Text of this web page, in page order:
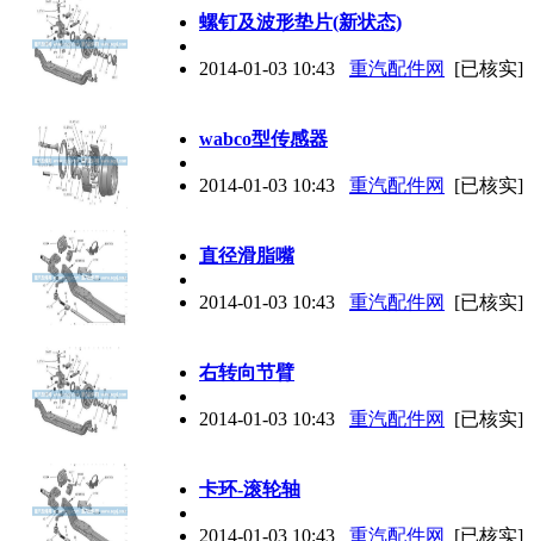
螺钉及波形垫片(新状态)
2014-01-03 10:43 重汽配件网 [已核实]
wabco型传感器
2014-01-03 10:43 重汽配件网 [已核实]
直径滑脂嘴
2014-01-03 10:43 重汽配件网 [已核实]
右转向节臂
2014-01-03 10:43 重汽配件网 [已核实]
卡环-滚轮轴
2014-01-03 10:43 重汽配件网 [已核实]